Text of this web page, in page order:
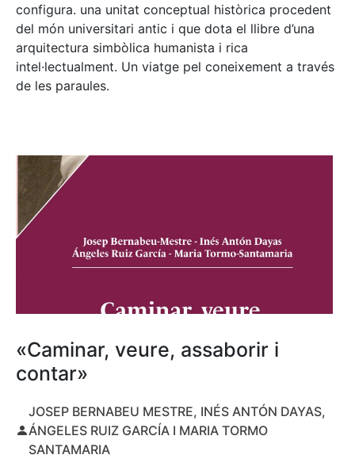
configura. una unitat conceptual històrica procedent
del món universitari antic i que dota el llibre d’una
arquitectura simbòlica humanista i rica
intel·lectualment. Un viatge pel coneixement a través
de les paraules.
«Caminar, veure, assaborir i
contar»
JOSEP BERNABEU MESTRE, INÉS ANTÓN DAYAS,
ÁNGELES RUIZ GARCÍA I MARIA TORMO
SANTAMARIA